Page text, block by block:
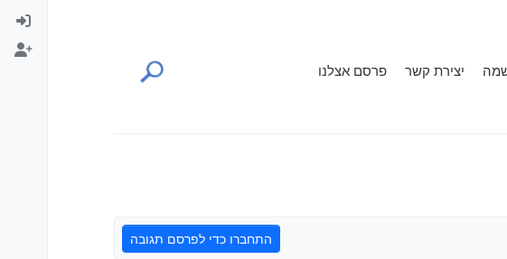
יצירת קשר פרסם אצלנו
התחברו כדי לפרסם תגובה